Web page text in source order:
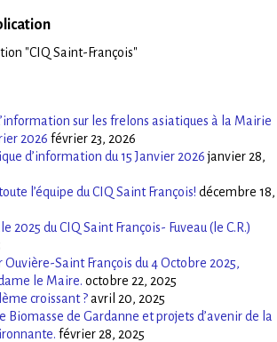
"CIQ Saint-François"
sur les frelons asiatiques à la Mairie
2026 février 23, 2026
d’information du 15 Janvier 2026 janvier 28,
l’équipe du CIQ Saint François! décembre 18,
2025 du CIQ Saint François- Fuveau (le C.R.)
Ouvière-Saint François du 4 Octobre 2025,
le Maire. octobre 22, 2025
croissant ?avril 20, 2025
Biomasse de Gardanne et projets d’avenir de la
février 28, 2025